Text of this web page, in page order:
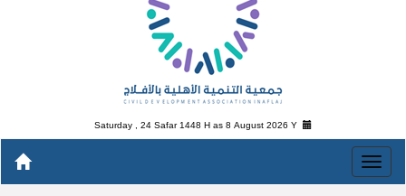
Saturday , 24 Safar 1448 H as8 August 2026 Y